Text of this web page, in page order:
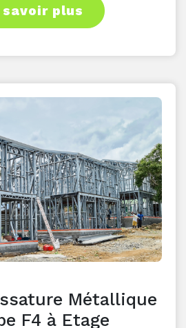
savoir plus
Métallique
F4 à Etage